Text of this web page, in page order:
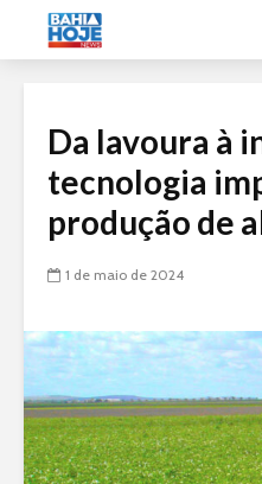
Da lavoura à
tecnologia
produção de
1 de maio de 2024